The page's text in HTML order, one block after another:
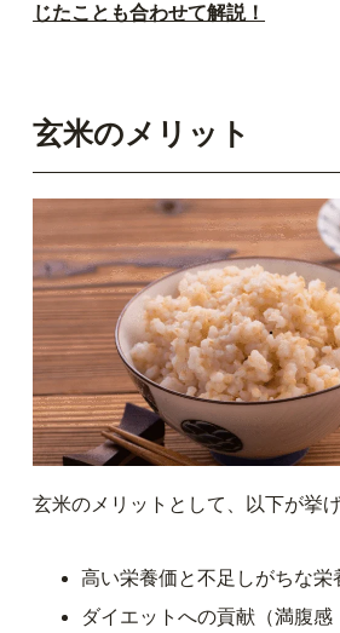
じたことも合わせて解説！
玄米のメリット
玄米のメリットとして、以下が挙げ
高い栄養価と不足しがちな栄
ダイエットへの貢献（満腹感